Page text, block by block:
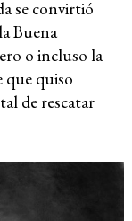
se convirtió
Buena
o incluso la
que quiso
de rescatar